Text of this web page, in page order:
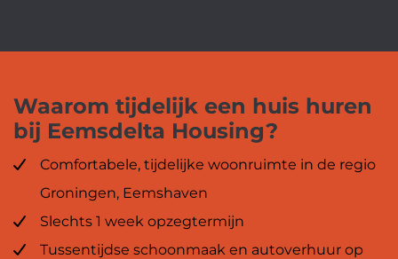
Waarom tijdelijk een huis huren
bij Eemsdelta Housing?
Comfortabele, tijdelijke woonruimte in de regio
Groningen, Eemshaven
Slechts 1 week opzegtermijn
Tussentijdse schoonmaak en autoverhuur op